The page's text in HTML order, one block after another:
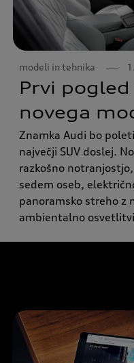
modeli in tehnika
Prvi
novega
Znamka Audi bo
največji SUV doslej.
razkošno
sedem oseb,
panoramsko streho z
ambientalno